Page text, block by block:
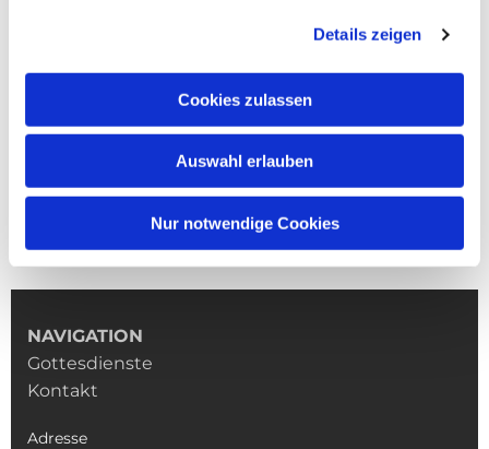
Details zeigen
Cookies zulassen
Auswahl erlauben
Nur notwendige Cookies
NAVIGATION
Gottesdienste
Kontakt
Adresse